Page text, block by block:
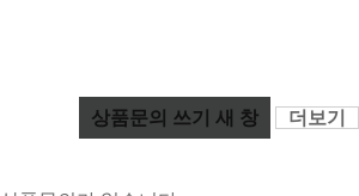
상품문의 쓰기 새 창 더보기